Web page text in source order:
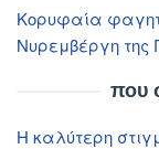
Κορυφαία
Νυρεμβέργη της
που
Η καλύτερη